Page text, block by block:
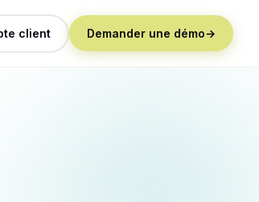
client Demander une démo→